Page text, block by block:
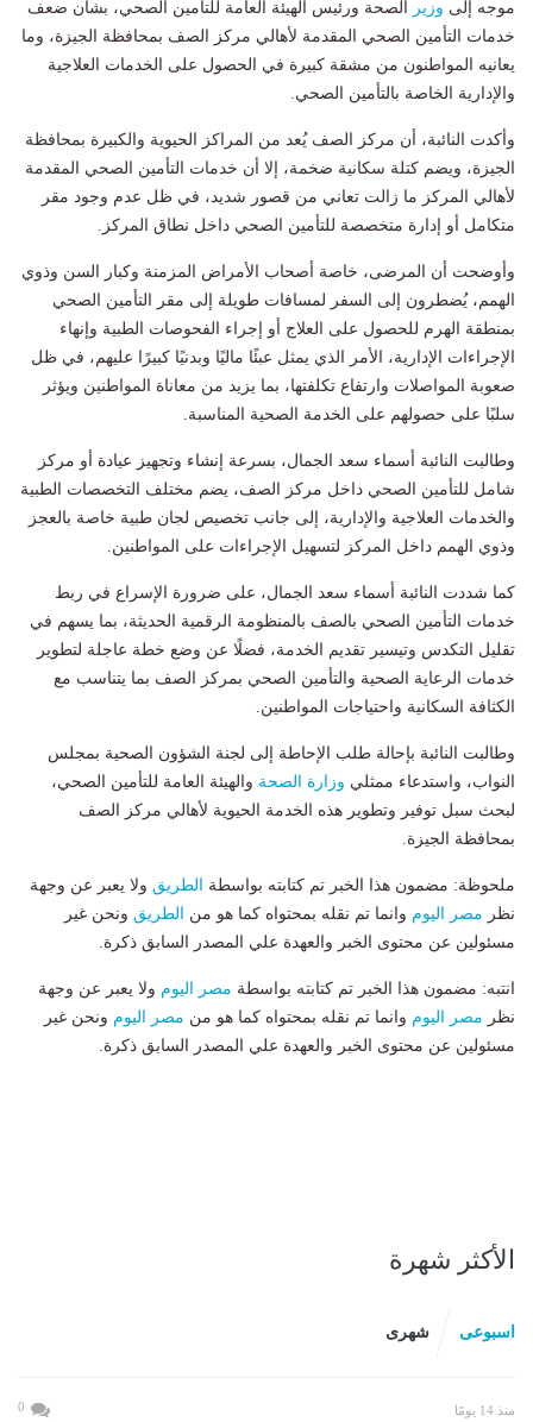
موجه إلى وزير
الصحة ورئيس الهيئة العامة للتأمين الصحي، بشأن ضعف
خدمات التأمين الصحي المقدمة لأهالي مركز الصف بمحافظة الجيزة، وما
يعانيه المواطنون من مشقة كبيرة في الحصول على الخدمات العلاجية
والإدارية الخاصة بالتأمين الصحي.
وأكدت النائبة، أن مركز الصف يُعد من المراكز الحيوية والكبيرة بمحافظة
الجيزة، ويضم كتلة سكانية ضخمة، إلا أن خدمات التأمين الصحي المقدمة
لأهالي المركز ما زالت تعاني من قصور شديد، في ظل عدم وجود مقر
متكامل أو إدارة متخصصة للتأمين الصحي داخل نطاق المركز.
وأوضحت أن المرضى، خاصة أصحاب الأمراض المزمنة وكبار السن وذوي
الهمم، يُضطرون إلى السفر لمسافات طويلة إلى مقر التأمين الصحي
بمنطقة الهرم للحصول على العلاج أو إجراء الفحوصات الطبية وإنهاء
الإجراءات الإدارية، الأمر الذي يمثل عبئًا ماليًا وبدنيًا كبيرًا عليهم، في ظل
صعوبة المواصلات وارتفاع تكلفتها، بما يزيد من معاناة المواطنين ويؤثر
سلبًا على حصولهم على الخدمة الصحية المناسبة.
وطالبت النائبة أسماء سعد الجمال، بسرعة إنشاء وتجهيز عيادة أو مركز
شامل للتأمين الصحي داخل مركز الصف، يضم مختلف التخصصات الطبية
والخدمات العلاجية والإدارية، إلى جانب تخصيص لجان طبية خاصة بالعجز
وذوي الهمم داخل المركز لتسهيل الإجراءات على المواطنين.
كما شددت النائبة أسماء سعد الجمال، على ضرورة الإسراع في ربط
خدمات التأمين الصحي بالصف بالمنظومة الرقمية الحديثة، بما يسهم في
تقليل التكدس وتيسير تقديم الخدمة، فضلًا عن وضع خطة عاجلة لتطوير
خدمات الرعاية الصحية والتأمين الصحي بمركز الصف بما يتناسب مع
الكثافة السكانية واحتياجات المواطنين.
وطالبت النائبة بإحالة طلب الإحاطة إلى لجنة الشؤون الصحية بمجلس
النواب، واستدعاء ممثلي وزارة الصحة والهيئة العامة للتأمين الصحي،
لبحث سبل توفير وتطوير هذه الخدمة الحيوية لأهالي مركز الصف
بمحافظة الجيزة.
ملحوظة: مضمون هذا الخبر تم كتابته بواسطة الطريق ولا يعبر عن وجهة
نظر مصر اليوم وانما تم نقله بمحتواه كما هو من الطريق ونحن غير
مسئولين عن محتوى الخبر والعهدة علي المصدر السابق ذكرة.
انتبه: مضمون هذا الخبر تم كتابته بواسطة مصر اليوم ولا يعبر عن وجهة
نظر مصر اليوم وانما تم نقله بمحتواه كما هو من مصر اليوم ونحن غير
مسئولين عن محتوى الخبر والعهدة علي المصدر السابق ذكرة.
الأكثر شهرة
اسبوعى شهرى
منذ 14 يومًا 0